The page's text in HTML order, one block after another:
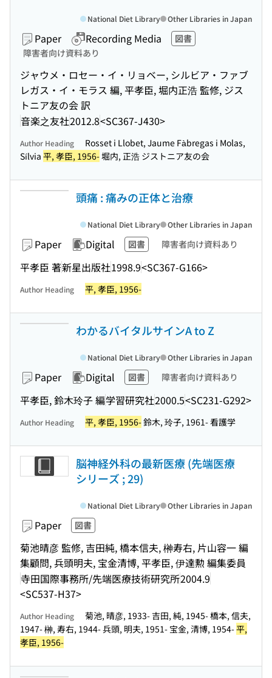
Paper Recording Media
図書
障害者向け資料あり
ジャウメ・ロセー・イ・リョベー, シルビア・ファブ
レガス・イ・モラス 編, 平孝臣, 堀内正浩 監修, ジス
トニア友の会 訳
音楽之友社2012.8<SC367-J430>
National Diet Library Other Libraries in Japan
Author Heading
Rosset i Llobet, Jaume Fàbregas i Molas,
Sílvia 平, 孝臣, 1956-堀内, 正浩 ジストニア友の会
頭痛 : 痛みの正体と治療
Paper Digital 図書 障害者向け資料あり
平孝臣 著新星出版社1998.9<SC367-G166>
National Diet Library Other Libraries in Japan
Author Heading 平, 孝臣, 1956-
わかるバイタルサインA to Z
Paper Digital 図書 障害者向け資料あり
平孝臣, 鈴木玲子 編学習研究社2000.5<SC231-G292>
National Diet Library Other Libraries in Japan
Author Heading 平, 孝臣, 1956-鈴木, 玲子, 1961- 看護学
脳神経外科の最新医療 (先端医療
シリーズ ; 29)
Paper 図書
菊池晴彦 監修, 吉田純, 橋本信夫, 榊寿右, 片山容一 編
集顧問, 兵頭明夫, 宝金清博, 平孝臣, 伊達勲 編集委員
寺田国際事務所/先端医療技術研究所2004.9
<SC537-H37>
National Diet Library Other Libraries in Japan
Author Heading
菊池, 晴彦, 1933- 吉田, 純, 1945- 橋本, 信夫,
1947- 榊, 寿右, 1944- 兵頭, 明夫, 1951- 宝金, 清博, 1954-平,
孝臣, 1956-